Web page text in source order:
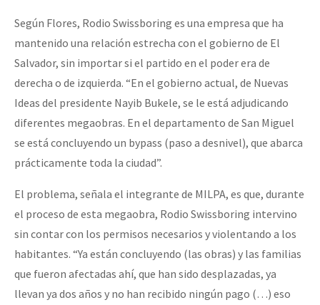
Según Flores, Rodio Swissboring es una empresa que ha
mantenido una relación estrecha con el gobierno de El
Salvador, sin importar si el partido en el poder era de
derecha o de izquierda. “En el gobierno actual, de Nuevas
Ideas del presidente Nayib Bukele, se le está adjudicando
diferentes megaobras. En el departamento de San Miguel
se está concluyendo un bypass (paso a desnivel), que abarca
prácticamente toda la ciudad”.
El problema, señala el integrante de MILPA, es que, durante
el proceso de esta megaobra, Rodio Swissboring intervino
sin contar con los permisos necesarios y violentando a los
habitantes. “Ya están concluyendo (las obras) y las familias
que fueron afectadas ahí, que han sido desplazadas, ya
llevan ya dos años y no han recibido ningún pago (…) eso